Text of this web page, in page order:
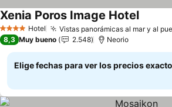
4 EstrellasHotel Vistas panorámicas al mar y al
Xenia Poros Image HotelVer
8,3 Muy bueno 2.548 Neorio
Elige fechas para ver los precios